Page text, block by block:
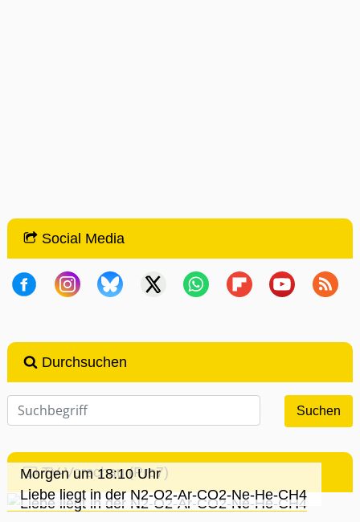
Social Media
Durchsuchen
TV-Vorschau (Pro7)
Morgen um 18:10 Uhr
Liebe liegt in der N2-O2-Ar-CO2-Ne-He-CH4